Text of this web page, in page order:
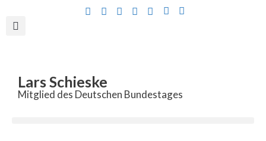
Lars Schieske
Mitglied des Deutschen Bundestages